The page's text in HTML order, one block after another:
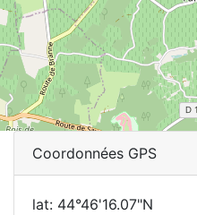
Coordonnées GPS
lat: 44°46'16.07"N